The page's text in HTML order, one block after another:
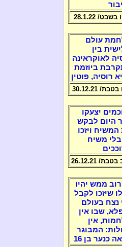
28.1.22
עולם
בין
לאוקראינה
ביוזמת
רוסיה, פוטין
30.12.21
יצעקו
היום לבקש
ויזכו
משיח
26.12.21
ממש יהיו
שיזכו לקבל
נצח בעולם
שבו אין
אין
המבוגר
כנער בן 16